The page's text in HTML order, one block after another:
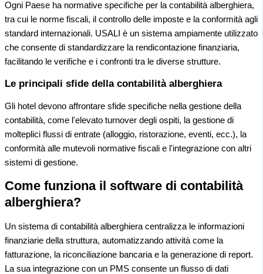
Ogni Paese ha normative specifiche per la contabilità alberghiera,
tra cui le norme fiscali, il controllo delle imposte e la conformità agli
standard internazionali. USALI è un sistema ampiamente utilizzato
che consente di standardizzare la rendicontazione finanziaria,
facilitando le verifiche e i confronti tra le diverse strutture.
Le principali sfide della contabilità alberghiera
Gli hotel devono affrontare sfide specifiche nella gestione della
contabilità, come l'elevato turnover degli ospiti, la gestione di
molteplici flussi di entrate (alloggio, ristorazione, eventi, ecc.), la
conformità alle mutevoli normative fiscali e l'integrazione con altri
sistemi di gestione.
Come funziona il software di contabilità
alberghiera?
Un sistema di contabilità alberghiera centralizza le informazioni
finanziarie della struttura, automatizzando attività come la
fatturazione, la riconciliazione bancaria e la generazione di report.
La sua integrazione con un PMS consente un flusso di dati